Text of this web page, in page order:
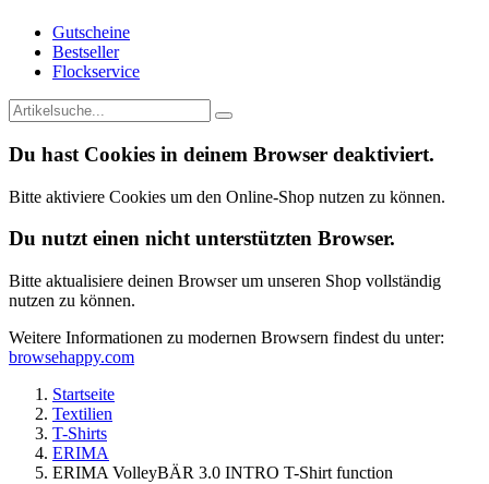
Gutscheine
Bestseller
Flockservice
Du hast Cookies in deinem Browser deaktiviert.
Bitte aktiviere Cookies um den Online-Shop nutzen zu können.
Du nutzt einen nicht unterstützten Browser.
Bitte aktualisiere deinen Browser um unseren Shop vollständig
nutzen zu können.
Weitere Informationen zu modernen Browsern findest du unter:
browsehappy.com
Startseite
Textilien
T-Shirts
ERIMA
ERIMA VolleyBÄR 3.0 INTRO T-Shirt function